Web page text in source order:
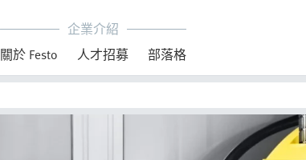
企業介紹
關於 Festo
人才招募 部落格